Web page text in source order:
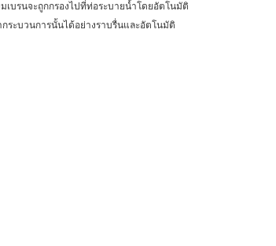
เบรนจะถูกกรองไปที่ท่อระบายน้ำโดยอัตโนมัติ
ระบวนการนั้นได้อย่างราบรื่นและอัตโนมัติ